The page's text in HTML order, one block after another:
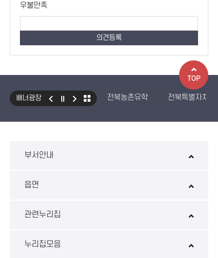
우불만족
배너광장 전북농촌유학
전북특별자치
부서안내
읍면
관련누리집
누리집모음
TOP